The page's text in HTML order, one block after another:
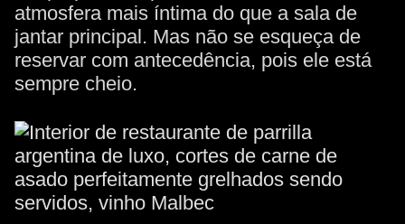
atmosfera mais íntima do que a sala de
jantar principal. Mas não se esqueça de
reservar com antecedência, pois ele está
sempre cheio.